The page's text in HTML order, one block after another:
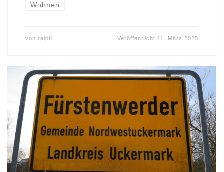
Wohnen
von ralph Veröffentlicht 11. März 2025